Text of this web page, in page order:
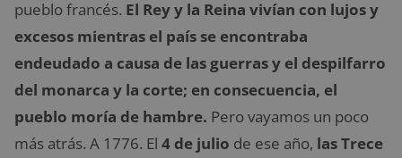
pueblo francés. El Rey y la Reina vivían con lujos y
excesos mientras el país se encontraba
endeudado a causa de las guerras y el despilfarro
del monarca y la corte; en consecuencia, el
pueblo moría de hambre. Pero vayamos un poco
más atrás. A 1776. El 4 de julio de ese año, las Trece